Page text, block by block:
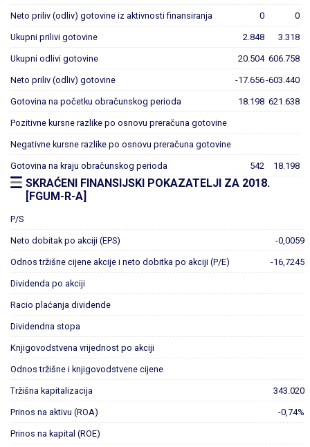
Neto priliv (odliv) gotovine iz aktivnosti finansiranja 0 0
Ukupni prilivi gotovine 2.848 3.318
Ukupni odlivi gotovine 20.504 606.758
Neto priliv (odliv) gotovine -17.656-603.440
Gotovina na početku obračunskog perioda 18.198 621.638
Pozitivne kursne razlike po osnovu preračuna gotovine
Negativne kursne razlike po osnovu preračuna gotovine
Gotovina na kraju obračunskog perioda 542 18.198
SKRAĆENI FINANSIJSKI POKAZATELJI ZA 2018.
[FGUM-R-A]
P/S
Neto dobitak po akciji (EPS) -0,0059
Odnos tržišne cijene akcije i neto dobitka po akciji (P/E) -16,7245
Dividenda po akciji
Racio plaćanja dividende
Dividendna stopa
Knjigovodstvena vrijednost po akciji
Odnos tržišne i knjigovodstvene cijene
Tržišna kapitalizacija 343.020
Prinos na aktivu (ROA) -0,74%
Prinos na kapital (ROE)